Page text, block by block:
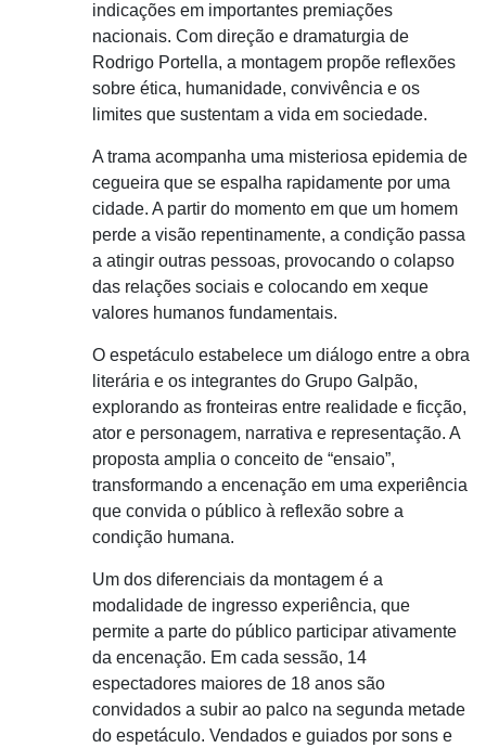
indicações em importantes premiações
nacionais. Com direção e dramaturgia de
Rodrigo Portella, a montagem propõe reflexões
sobre ética, humanidade, convivência e os
limites que sustentam a vida em sociedade.
A trama acompanha uma misteriosa epidemia de
cegueira que se espalha rapidamente por uma
cidade. A partir do momento em que um homem
perde a visão repentinamente, a condição passa
a atingir outras pessoas, provocando o colapso
das relações sociais e colocando em xeque
valores humanos fundamentais.
O espetáculo estabelece um diálogo entre a obra
literária e os integrantes do Grupo Galpão,
explorando as fronteiras entre realidade e ficção,
ator e personagem, narrativa e representação. A
proposta amplia o conceito de “ensaio”,
transformando a encenação em uma experiência
que convida o público à reflexão sobre a
condição humana.
Um dos diferenciais da montagem é a
modalidade de ingresso experiência, que
permite a parte do público participar ativamente
da encenação. Em cada sessão, 14
espectadores maiores de 18 anos são
convidados a subir ao palco na segunda metade
do espetáculo. Vendados e guiados por sons e